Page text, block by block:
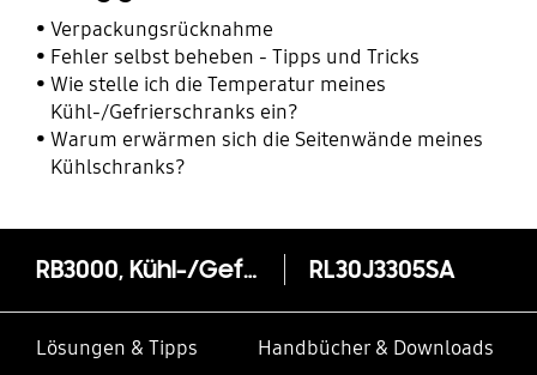
Verpackungsrücknahme
Fehler selbst beheben - Tipps und Tricks
Wie stelle ich die Temperatur meines
Kühl-/Gefrierschranks ein?
Warum erwärmen sich die Seitenwände meines
Kühlschranks?
RB3000, Kühl-/Gefrierkombination, Edelstahl Look, 178 cm, 311 ℓ RL30J3305SA
Lösungen & Tipps Handbücher & Downloads